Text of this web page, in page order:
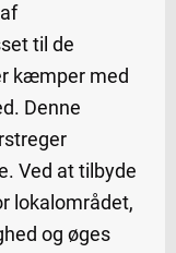
til de
kæmper med
Denne
Ved at tilbyde
lokalområdet,
og øges